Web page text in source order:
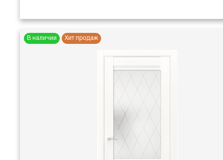
В наличии Хит продаж